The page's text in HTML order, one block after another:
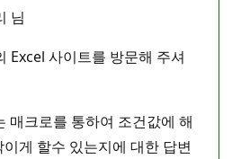
님
사이트를 방문해 주셔
매크로를 통하여 조건값에 해
게 할수 있는지에 대한 답변